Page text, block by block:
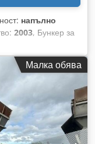
напълно
2003, Бункер за
Ahtjrf
лента
лентаМалка обява